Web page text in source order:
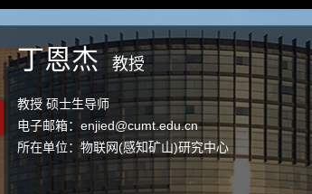
丁恩杰 教授
教授 硕士生导师
电子邮箱： enjied@cumt.edu.cn
所在单位：物联网(感知矿山)研究中心